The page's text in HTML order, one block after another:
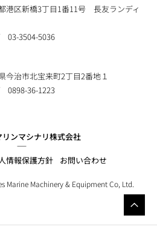
港区新橋3丁目1番11号 長友ランディ
03-3504-5036
治市北宝来町2丁目2番地１
0898-36-1223
リンマシナリ株式会社
情報保護方針 お問い合わせ
Marine Machinery & Equipment Co, Ltd.